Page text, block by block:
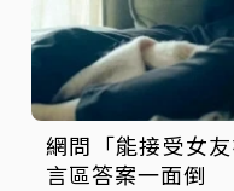
網問「能接受女
言區答案一面倒